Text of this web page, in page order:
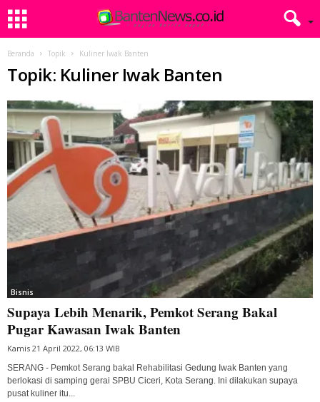
Beranda Topik Kuliner Iwak Banten
Topik: Kuliner Iwak Banten
Bisnis
Supaya Lebih Menarik, Pemkot Serang Bakal
Pugar Kawasan Iwak Banten
Kamis 21 April 2022, 06:13 WIB
SERANG - Pemkot Serang bakal Rehabilitasi Gedung Iwak Banten yang
berlokasi di samping gerai SPBU Ciceri, Kota Serang. Ini dilakukan supaya
pusat kuliner itu...